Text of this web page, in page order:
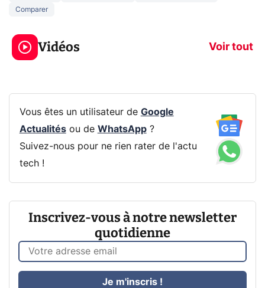
Comparer
Vidéos Voir tout
5 générations de
jeux dans la
prochaine Xbox !
navigation
Vous êtes un utilisateur de Google
Actualitésou de WhatsApp?
Suivez-nous pour ne rien rater de l'actu
tech !
Inscrivez-vous à notre newsletter
quotidienne
Je m'inscris !